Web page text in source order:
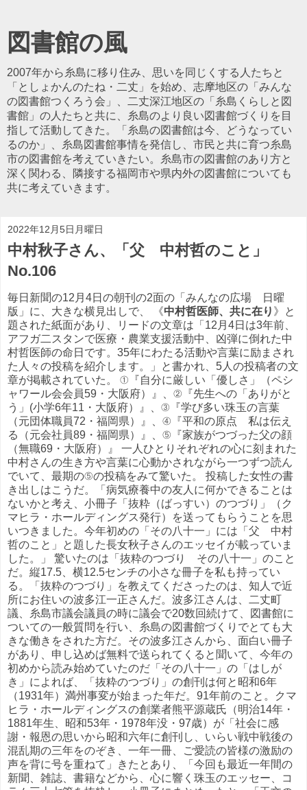
図書館の風
2007年から糸島に移り住み、思いを同じくする人たちと
「としょかんのたね・二丈」を始め、志摩地区の「みんな
の図書館つくろう会」、二丈深江地区の「糸島くらしと図
書館」の人たちと共に、糸島のより良い図書館づくりを目
指して活動してきた。「糸島の図書館は今、どうなってい
るのか」、糸島図書館事情を発信し、市民と共に育つ糸島
市の図書館を考えていきたい。糸島市の図書館のあり方と
深く関わる、隣接する福岡市や県内外の図書館についても
共に考えていきます。
2022年12月5日月曜日
中村秋子さん、「父 中村哲のこと」
No.106
毎日新聞の12月4日の朝刊の2面の「みんなの広場 日曜
版」に、大きな横見出しで、 《中村哲医師、共に在り 》と
題された紙面があり、リードの文章は「12月4日は3年前、
アフガ二スタンで医療・農業支援活動中、凶弾に倒れた中
村哲医師の命日です。35年にわたる活動や言葉に励まされ
た人々の投稿を紹介します。」と書かれ、5人の投稿者の文
章が掲載されていた。 ①『自分に厳しい「優しさ」（ペシ
ャワール会会員59・大阪府）』、②『先生への「ありがと
う」(小学6年11・大阪府）』、③『学び多い珠玉の言葉
（元団体職員72・福岡県）』、④『平和の原点 私は伝え
る（元会社員89・福岡県）』、⑤『家族がつづった父の顔
（無職69・大阪府）』 一人ひとりそれぞれの心に刻まれた
中村さんの生き方や言葉に心動かされながら一つずつ読ん
でいて、最期の⑤の投稿をみて驚いた。 投稿した女性の書
き出しはこうだ。「病気療養中の友人に何かできることは
ないかと考え、小冊子「抜粋（ばっすい）のつづり」（ク
マヒラ・ホールディングス発行）を送ってもらうことを思
いつきました。今年初めの「その八十一」には「父 中村
哲のこと」と題した長女秋子さんのエッセイが載っていま
した。」 驚いたのは「抜粋のつづり その八十一」のこと
だ。縦17.5、横12.5センチの小さな冊子を私も持ってい
る。「抜粋のつづり」を教えてくださったのは、知人で近
所にお住いの波多江一正さんだ。波多江さんは、二丈町
議、糸島市議会議員の時に議会で20数回続けて、図書館に
ついての一般質問を行い、糸島の図書館づくりでとても大
きな働きをされた方だ。その波多江さんから、面白い冊子
があり、申し込めば無料で送られてくると聞いて、今年の
初めから読み始めていたのだ「その八十一」の「はしが
き」によれば、「抜粋のつづり」の創刊は何と昭和6年
（1931年）満州事変が始まった年だ。91年前のこと。クマ
ヒラ・ホールディングスの創業者熊平源蔵氏（明治14年・
1881年生、昭和53年・1978年没・97歳）が「社会に感
謝・報恩の思いから昭和六年に創刊し、いらい戦中戦後の
混乱期の三年をのぞき、一年一冊、ご愛読の皆様の激励の
声を背に号を重ねて」きたとあり、「今回も最近一年間の
新聞、雑誌、書籍などから、心に響く珠玉のエッセー、コ